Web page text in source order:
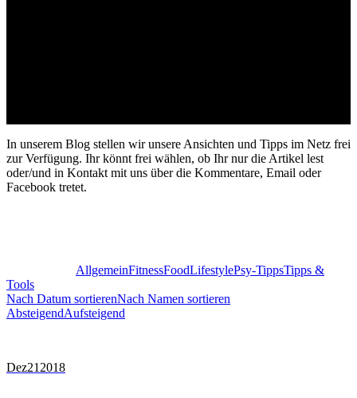
In unserem Blog stellen wir unsere Ansichten und Tipps im Netz frei
zur Verfügung. Ihr könnt frei wählen, ob Ihr nur die Artikel lest
oder/und in Kontakt mit uns über die Kommentare, Email oder
Facebook tretet.
AllgemeinFitnessFoodLifestylePsy-TippsTipps &
Tools
Nach Datum sortierenNach Namen sortieren
AbsteigendAufsteigend
Dez212018